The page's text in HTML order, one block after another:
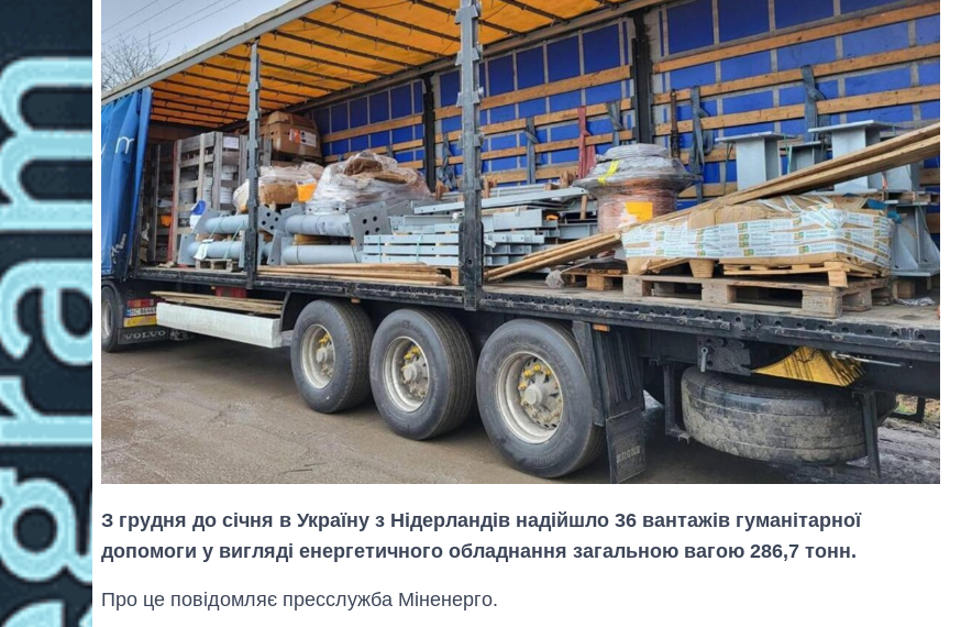
З грудня до січня в Україну з Нідерландів надійшло 36 вантажів гуманітарної
допомоги у вигляді енергетичного обладнання загальною вагою 286,7 тонн.
Про це повідомляє пресслужба Міненерго.